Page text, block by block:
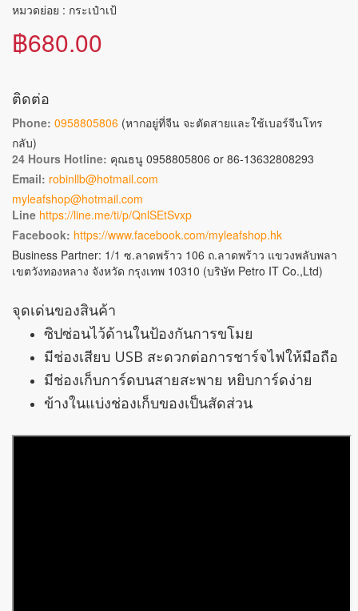
หมวดย่อย : กระเป๋าเป้
฿680.00
ติดต่อ
Phone: 0958805806 (หากอยู่ที่จีน จะตัดสายและใช้เบอร์จีนโทร
กลับ)
24 Hours Hotline: คุณธนู 0958805806 or 86-13632808293
Email: robinllb@hotmail.com
myleafshop@hotmail.com
Line https://line.me/ti/p/QnlSEtSvxp
Facebook: https://www.facebook.com/myleafshop.hk
Business Partner: 1/1 ซ.ลาดพร้าว 106 ถ.ลาดพร้าว แขวงพลับพลา
เขตวังทองหลาง จังหวัด กรุงเทพ 10310 (บริษัท Petro IT Co.,Ltd)
จุดเด่นของสินค้า
ซิปซ่อนไว้ด้านในป้องกันการขโมย
มีช่องเสียบ USB สะดวกต่อการชาร์จไฟให้มือถือ
มีช่องเก็บการ์ดบนสายสะพาย หยิบการ์ดง่าย
ข้างในแบ่งช่องเก็บของเป็นสัดส่วน